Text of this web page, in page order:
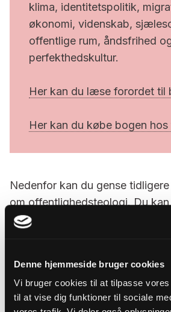
Denne hjemmeside bruger cookies
Vi bruger cookies til at tilpasse
til at vise dig funktioner til sociale
klima, identitetspolitik,
økonomi, videnskab,
offentlige rum, åndsfrihed
perfekthedskultur.
Her kan du læse forordet til
Her kan du købe bogen
Nedenfor kan du gense
om offentlighedsteologi. Du
podcasten fra webinarerne på
og lektor Ulrik Nissen, Århus
offentlighedsteologi.